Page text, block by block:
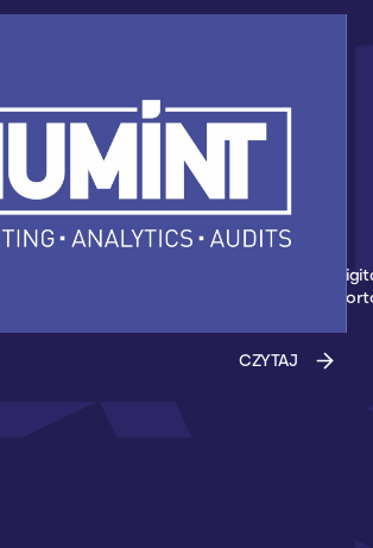
PARTNEREM AKADEMII
3X3
Akademii Koszykówki 3x3 został Humint
z Gdańska, która wspiera wydarzenia
CZYTAJ